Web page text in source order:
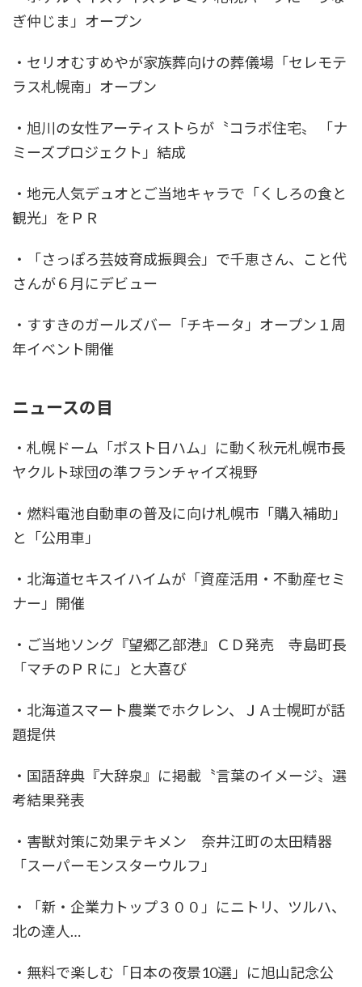
ぎ仲じま」オープン
・セリオむすめやが家族葬向けの葬儀場「セレモテ
ラス札幌南」オープン
・旭川の女性アーティストらが〝コラボ住宅〟 「ナ
ミーズプロジェクト」結成
・地元人気デュオとご当地キャラで「くしろの食と
観光」をＰＲ
・「さっぽろ芸妓育成振興会」で千恵さん、こと代
さんが６月にデビュー
・すすきのガールズバー「チキータ」オープン１周
年イベント開催
ニュースの目
・札幌ドーム「ポスト日ハム」に動く秋元札幌市長
ヤクルト球団の準フランチャイズ視野
・燃料電池自動車の普及に向け札幌市「購入補助」
と「公用車」
・北海道セキスイハイムが「資産活用・不動産セミ
ナー」開催
・ご当地ソング『望郷乙部港』ＣＤ発売 寺島町長
「マチのＰＲに」と大喜び
・北海道スマート農業でホクレン、ＪＡ士幌町が話
題提供
・国語辞典『大辞泉』に掲載〝言葉のイメージ〟選
考結果発表
・害獣対策に効果テキメン 奈井江町の太田精器
「スーパーモンスターウルフ」
・「新・企業力トップ３００」にニトリ、ツルハ、
北の達人…
・無料で楽しむ「日本の夜景10選」に旭山記念公